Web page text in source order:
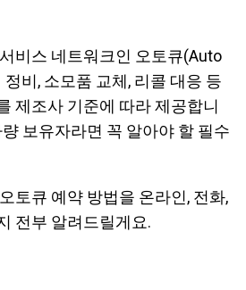
비스 네트워크인 오토큐(Auto
정비, 소모품 교체, 리콜 대응 등
제조사 기준에 따라 제공합니
보유자라면 꼭 알아야 할 필수
토큐 예약 방법을 온라인, 전화,
전부 알려드릴게요.